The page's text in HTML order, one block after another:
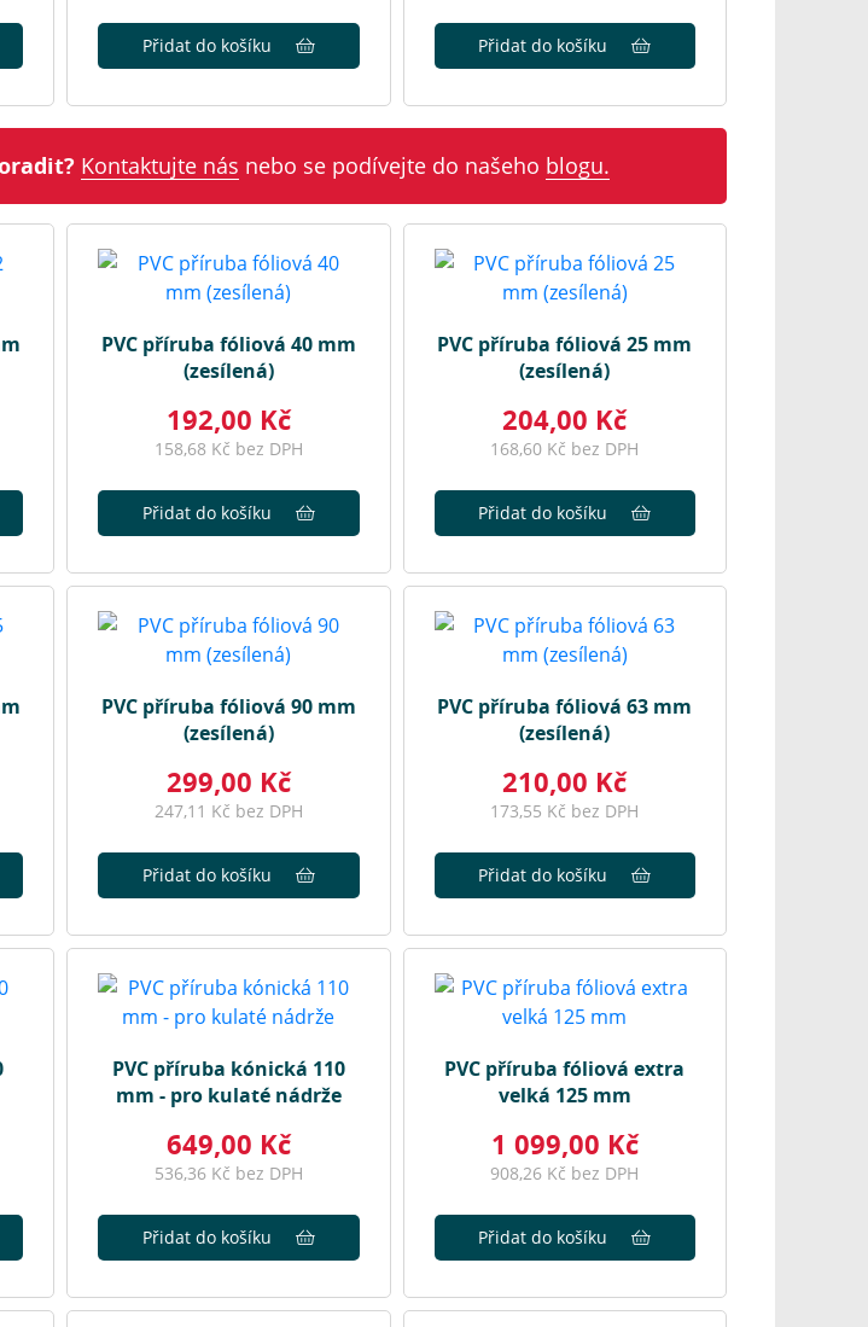
Přidat do košíku Přidat do košíku
Kontaktujte nás nebo se podívejte do našeho blogu.
PVC příruba fóliová 40 mm
(zesílená)
192,00 Kč
158,68 Kč bez DPH
Přidat do košíku
PVC příruba fóliová 25 mm
(zesílená)
204,00 Kč
168,60 Kč bez DPH
Přidat do košíku
PVC příruba fóliová 90 mm
(zesílená)
299,00 Kč
247,11 Kč bez DPH
Přidat do košíku
PVC příruba fóliová 63 mm
(zesílená)
210,00 Kč
173,55 Kč bez DPH
Přidat do košíku
PVC příruba kónická 110
mm - pro kulaté nádrže
649,00 Kč
536,36 Kč bez DPH
Přidat do košíku
PVC příruba fóliová extra
velká 125 mm
1 099,00 Kč
908,26 Kč bez DPH
Přidat do košíku